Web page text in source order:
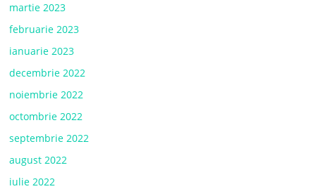
martie 2023
februarie 2023
ianuarie 2023
decembrie 2022
noiembrie 2022
octombrie 2022
septembrie 2022
august 2022
iulie 2022